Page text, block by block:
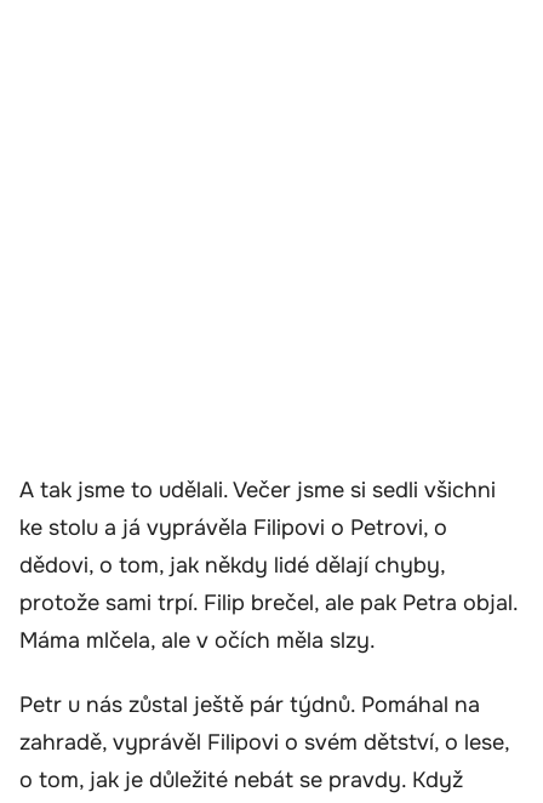
A tak jsme to udělali. Večer jsme si sedli všichni
ke stolu a já vyprávěla Filipovi o Petrovi, o
dědovi, o tom, jak někdy lidé dělají chyby,
protože sami trpí. Filip brečel, ale pak Petra objal.
Máma mlčela, ale v očích měla slzy.
Petr u nás zůstal ještě pár týdnů. Pomáhal na
zahradě, vyprávěl Filipovi o svém dětství, o lese,
o tom, jak je důležité nebát se pravdy. Když